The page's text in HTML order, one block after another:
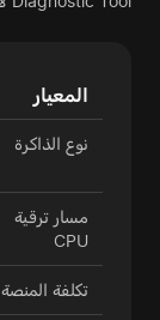
المعيار
نوع الذاكرة
مسار ترقية
CPU
تكلفة المنصة